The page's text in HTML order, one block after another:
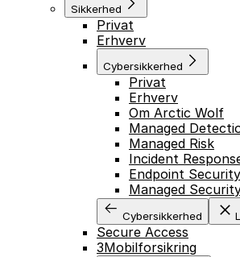
Sikkerhed
Privat
Erhverv
Cybersikkerhed
Privat
Erhverv
Om Arctic Wolf
Managed
Managed Risk
Incident
Endpoint Security
Managed
Cybersikkerhed
Secure Access
3Mobilforsikring